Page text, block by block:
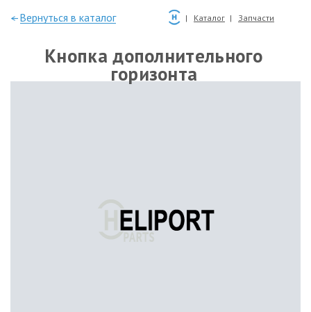
—Вернуться в каталог Каталог Запчасти
Кнопка дополнительного
горизонта